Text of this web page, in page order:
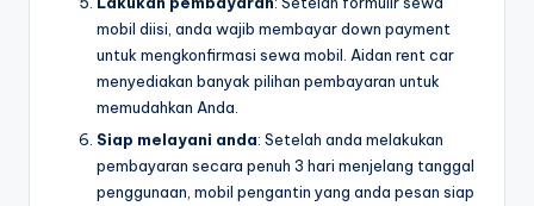
mobil diisi, anda wajib membayar down payment
untuk mengkonfirmasi sewa mobil. Aidan rent car
menyediakan banyak pilihan pembayaran untuk
memudahkan Anda.
Siap melayani anda: Setelah anda melakukan
pembayaran secara penuh 3 hari menjelang tanggal
penggunaan, mobil pengantin yang anda pesan siap